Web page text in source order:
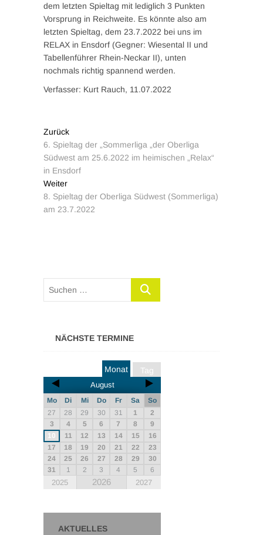
dem letzten Spieltag mit lediglich 3 Punkten
Vorsprung in Reichweite. Es könnte also am
letzten Spieltag, dem 23.7.2022 bei uns im
RELAX in Ensdorf (Gegner: Wiesental II und
Tabellenführer Rhein-Neckar II), unten
nochmals richtig spannend werden.
Verfasser: Kurt Rauch, 11.07.2022
Zurück
6. Spieltag der „Sommerliga „der Oberliga
Südwest am 25.6.2022 im heimischen „Relax“
in Ensdorf
Weiter
8. Spieltag der Oberliga Südwest (Sommerliga)
am 23.7.2022
NÄCHSTE TERMINE
Tag
Monat
August
Mo Di Mi Do Fr Sa
So
27
28 29 30 31 1
2
3
4 5 6 7 8
9
10
11 12 13 14 15
16
17
18 19 20 21 22
23
24
25 26 27 28 29
30
31
1 2 3 4 5 6
2025 2026 2027
AKTUELLES